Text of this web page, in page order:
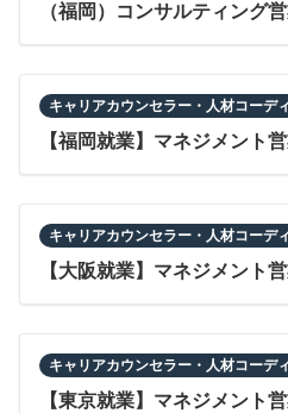
（福岡）コンサルティング
キャリアカウンセラー・人材コーデ
【福岡就業】マネジメント
キャリアカウンセラー・人材コーデ
【大阪就業】マネジメント
キャリアカウンセラー・人材コーデ
【東京就業】マネジメント